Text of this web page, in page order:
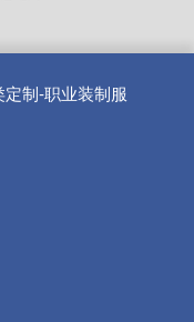
定制-职业装制服